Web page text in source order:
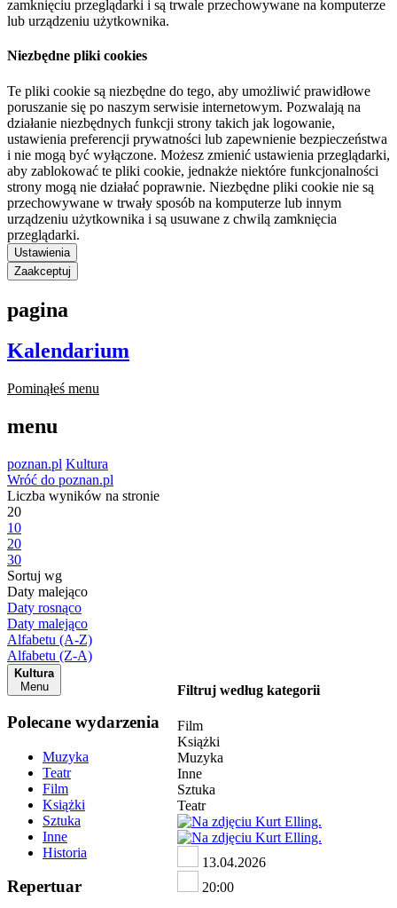
zamknięciu przeglądarki i są trwale przechowywane na komputerze
lub urządzeniu użytkownika.
Niezbędne pliki cookies
Te pliki cookie są niezbędne do tego, aby umożliwić prawidłowe
poruszanie się po naszym serwisie internetowym. Pozwalają na
działanie niezbędnych funkcji strony takich jak logowanie,
ustawienia preferencji prywatności lub zapewnienie bezpieczeństwa
i nie mogą być wyłączone. Możesz zmienić ustawienia przeglądarki,
aby zablokować te pliki cookie, jednakże niektóre funkcjonalności
strony mogą nie działać poprawnie. Niezbędne pliki cookie nie są
przechowywane w trwały sposób na komputerze lub innym
urządzeniu użytkownika i są usuwane z chwilą zamknięcia
przeglądarki.
Ustawienia
Zaakceptuj
pagina
Kalendarium
Pominąłeś menu
menu
poznan.pl Kultura
Wróć do poznan.pl
Liczba wyników na stronie
20
10
20
30
Sortuj wg
Daty malejąco
Daty rosnąco
Daty malejąco
Alfabetu (A-Z)
Alfabetu (Z-A)
Kultura
Menu
Polecane wydarzenia
Muzyka
Teatr
Film
Książki
Sztuka
Inne
Historia
Repertuar
Filtruj według kategorii
Film
Książki
Muzyka
Inne
Sztuka
Teatr
13.04.2026
20:00